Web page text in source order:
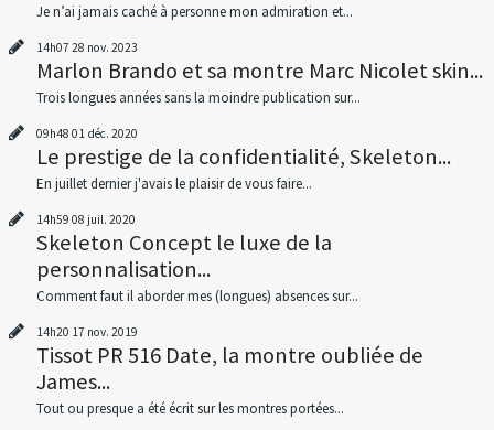
Je n’ai jamais caché à personne mon admiration et...
14h07 28 nov. 2023
Marlon Brando et sa montre Marc Nicolet skin...
Trois longues années sans la moindre publication sur...
09h48 01 déc. 2020
Le prestige de la confidentialité, Skeleton...
En juillet dernier j'avais le plaisir de vous faire...
14h59 08 juil. 2020
Skeleton Concept le luxe de la
personnalisation...
Comment faut il aborder mes (longues) absences sur...
14h20 17 nov. 2019
Tissot PR 516 Date, la montre oubliée de
James...
Tout ou presque a été écrit sur les montres portées...